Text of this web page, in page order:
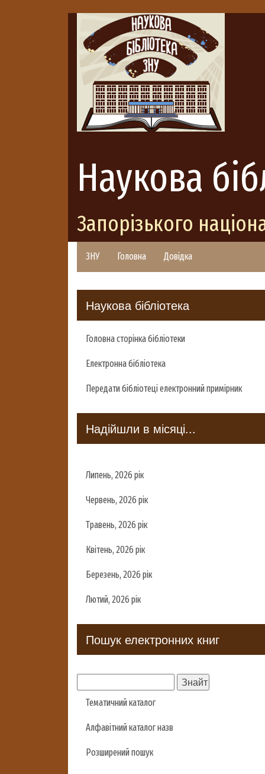
Наукова
Запорізького
ЗНУ Головна Довідка
Наукова бібліотека
Головна сторінка бібліотеки
Електронна бібліотека
Передати бібліотеці електронний примірник
Надійшли в місяці...
Липень, 2026 рік
Червень, 2026 рік
Травень, 2026 рік
Квітень, 2026 рік
Березень, 2026 рік
Лютий, 2026 рік
Пошук електронних книг
Тематичний каталог
Алфавітний каталог назв
Розширений пошук